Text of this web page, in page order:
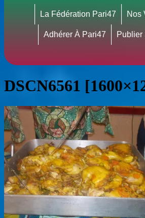
La Fédération Pari47 Nos
Adhérer À Pari47
DSCN6561